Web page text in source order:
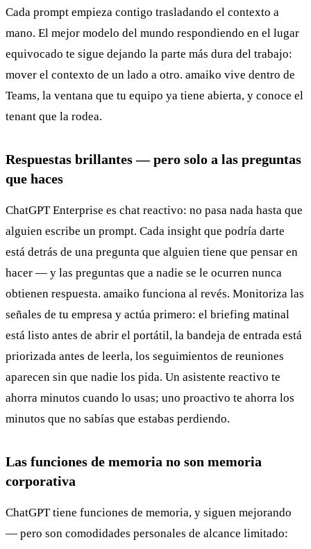
Cada prompt empieza contigo trasladando el contexto a
mano. El mejor modelo del mundo respondiendo en el lugar
equivocado te sigue dejando la parte más dura del trabajo:
mover el contexto de un lado a otro. amaiko vive dentro de
Teams, la ventana que tu equipo ya tiene abierta, y conoce el
tenant que la rodea.
Respuestas brillantes — pero solo a las preguntas
que haces
ChatGPT Enterprise es chat reactivo: no pasa nada hasta que
alguien escribe un prompt. Cada insight que podría darte
está detrás de una pregunta que alguien tiene que pensar en
hacer — y las preguntas que a nadie se le ocurren nunca
obtienen respuesta. amaiko funciona al revés. Monitoriza las
señales de tu empresa y actúa primero: el briefing matinal
está listo antes de abrir el portátil, la bandeja de entrada está
priorizada antes de leerla, los seguimientos de reuniones
aparecen sin que nadie los pida. Un asistente reactivo te
ahorra minutos cuando lo usas; uno proactivo te ahorra los
minutos que no sabías que estabas perdiendo.
Las funciones de memoria no son memoria
corporativa
ChatGPT tiene funciones de memoria, y siguen mejorando
— pero son comodidades personales de alcance limitado: